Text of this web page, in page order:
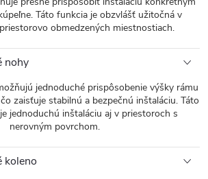
Táto funkcia je obzvlášť užitočná v
obmedzených miestnostiach.
nohy
jednoduché prispôsobenie výšky rámu
zaisťuje stabilnú a bezpečnú inštaláciu. Táto
jednoduchú inštaláciu aj v priestoroch s
nerovným povrchom.
koleno